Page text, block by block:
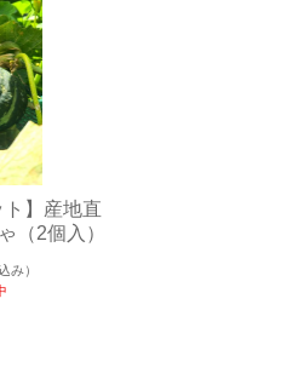
】産地直
（2個入）
み）